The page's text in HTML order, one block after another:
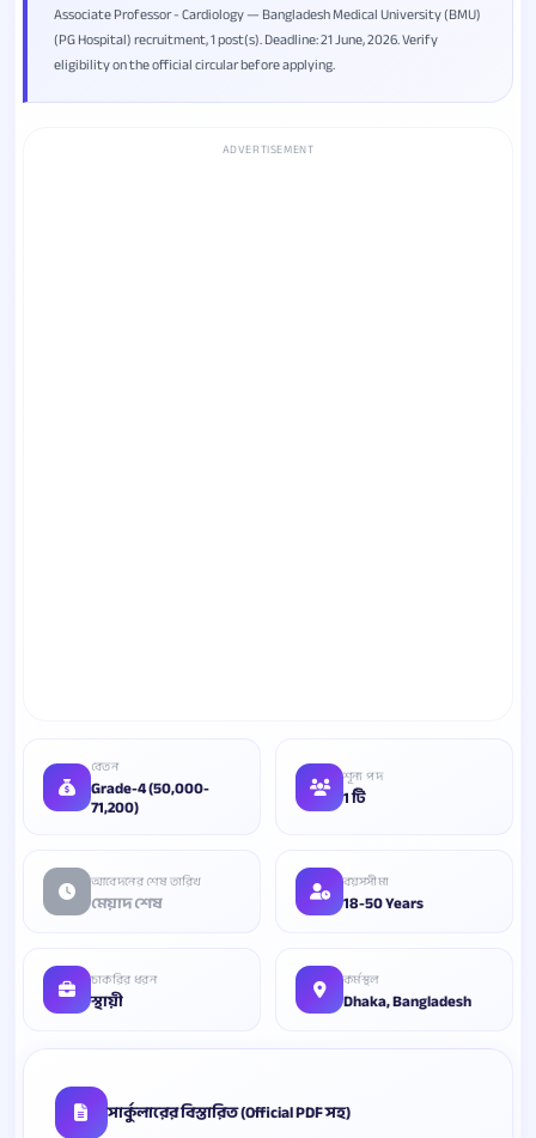
Associate Professor - Cardiology — Bangladesh Medical University (BMU)
(PG Hospital) recruitment, 1 post(s). Deadline: 21 June, 2026. Verify
eligibility on the official circular before applying.
ADVERTISEMENT
বেতন
Grade-4 (50,000-
71,200)
শূন্য পদ
1 টি
আবেদনের শেষ তারিখ
মেয়াদ শেষ
বয়সসীমা
18-50 Years
চাকরির ধরন
স্থায়ী
কর্মস্থল
Dhaka, Bangladesh
সার্কুলারের বিস্তারিত (Official PDF সহ)